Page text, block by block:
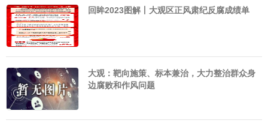
回眸2023图解丨大观区正风肃纪反腐成绩单
大观：靶向施策、标本兼治，大力整治群众身
边腐败和作风问题